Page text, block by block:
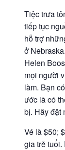
Tiệc trưa
tiếp tục
hỗ trợ
ở
Helen
mọi người
làm. Bạn
ước là có
bị. Hãy đặt
Vé là $50;
gia trẻ tuổi.